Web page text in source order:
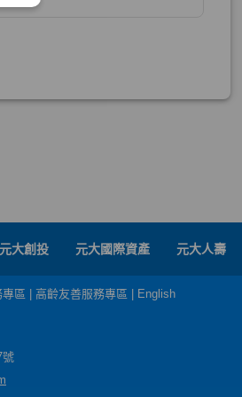
元大創投 元大國際資產 元大人壽
區 高齡友善服務專區 English
號